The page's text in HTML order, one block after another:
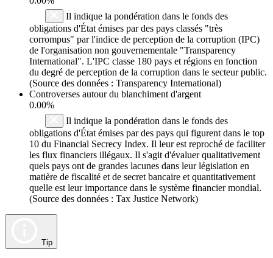
Il indique la pondération dans le fonds des
obligations d'État émises par des pays classés "très
corrompus" par l'indice de perception de la corruption (IPC)
de l'organisation non gouvernementale "Transparency
International". L'IPC classe 180 pays et régions en fonction
du degré de perception de la corruption dans le secteur public.
(Source des données : Transparency International)
Controverses autour du blanchiment d'argent
0.00%
Il indique la pondération dans le fonds des
obligations d'État émises par des pays qui figurent dans le top
10 du Financial Secrecy Index. Il leur est reproché de faciliter
les flux financiers illégaux. Il s'agit d'évaluer qualitativement
quels pays ont de grandes lacunes dans leur législation en
matière de fiscalité et de secret bancaire et quantitativement
quelle est leur importance dans le système financier mondial.
(Source des données : Tax Justice Network)
Tip